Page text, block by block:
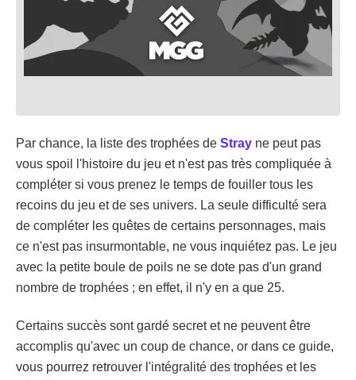
Par chance, la liste des trophées de Stray ne peut pas
vous spoil l'histoire du jeu et n'est pas très compliquée à
compléter si vous prenez le temps de fouiller tous les
recoins du jeu et de ses univers. La seule difficulté sera
de compléter les quêtes de certains personnages, mais
ce n'est pas insurmontable, ne vous inquiétez pas. Le jeu
avec la petite boule de poils ne se dote pas d'un grand
nombre de trophées ; en effet, il n'y en a que 25.
Certains succès sont gardé secret et ne peuvent être
accomplis qu'avec un coup de chance, or dans ce guide,
vous pourrez retrouver l'intégralité des trophées et les